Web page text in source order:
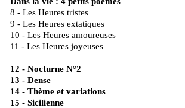
8 - Les Heures tristes
9 - Les Heures extatiques
10 - Les Heures amoureuses
11 - Les Heures joyeuses
12 - Nocturne N°2
13 - Dense
14 - Thème et variations
15 - Sicilienne